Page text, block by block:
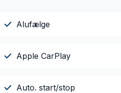
Alufælge
Apple CarPlay
Auto. start/stop